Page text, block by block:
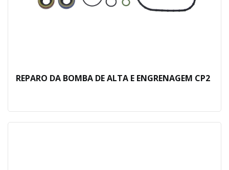
REPARO DA BOMBA DE ALTA E ENGRENAGEM CP2